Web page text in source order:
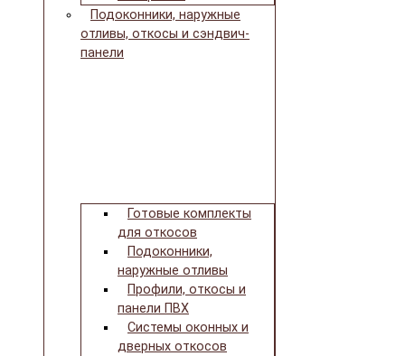
Подоконники, наружные
отливы, откосы и сэндвич-
панели
Готовые комплекты
для откосов
Подоконники,
наружные отливы
Профили, откосы и
панели ПВХ
Системы оконных и
дверных откосов